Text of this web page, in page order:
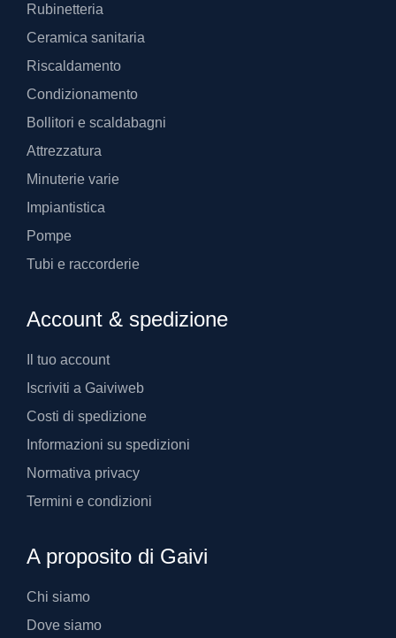
Rubinetteria
Ceramica sanitaria
Riscaldamento
Condizionamento
Bollitori e scaldabagni
Attrezzatura
Minuterie varie
Impiantistica
Pompe
Tubi e raccorderie
Account & spedizione
Il tuo account
Iscriviti a Gaiviweb
Costi di spedizione
Informazioni su spedizioni
Normativa privacy
Termini e condizioni
A proposito di Gaivi
Chi siamo
Dove siamo